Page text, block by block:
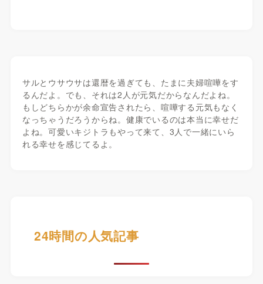
サルとウサウサは還暦を過ぎても、たまに夫婦喧嘩をす
るんだよ。でも、それは2人が元気だからなんだよね。
もしどちらかが余命宣告されたら、喧嘩する元気もなく
なっちゃうだろうからね。健康でいるのは本当に幸せだ
よね。可愛いキジトラもやって来て、3人で一緒にいら
れる幸せを感じてるよ。
24時間の人気記事